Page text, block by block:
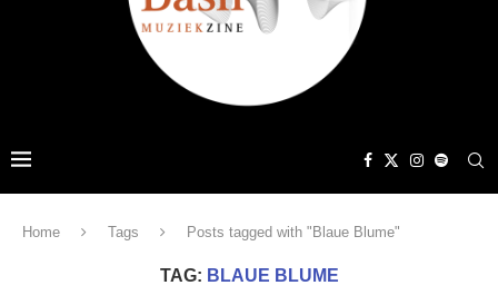
Home Tags Posts tagged with "Blaue Blume"
TAG: BLAUE BLUME